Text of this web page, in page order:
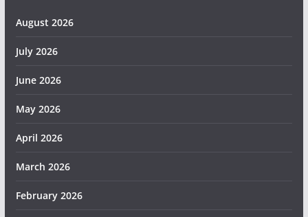
August 2026
July 2026
June 2026
May 2026
April 2026
March 2026
February 2026